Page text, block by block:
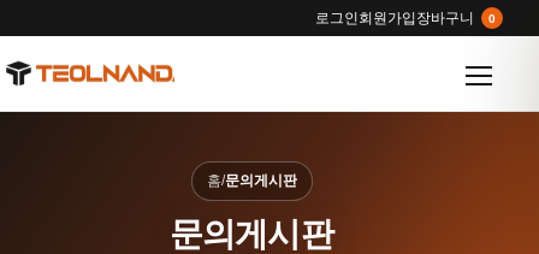
로그인회원가입장바구니 0
홈/문의게시판
문의게시판